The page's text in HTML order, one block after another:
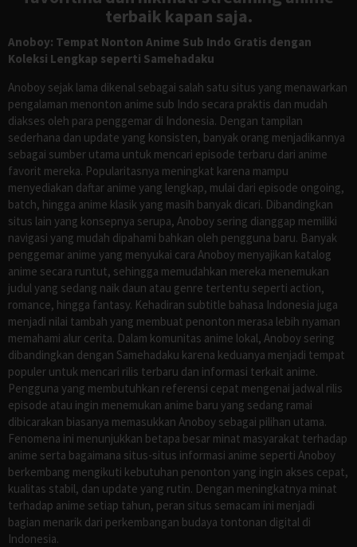
terbaik kapan saja.
Anoboy: Tempat Nonton Anime Sub Indo Gratis dengan
Koleksi Lengkap seperti Samehadaku
Anoboy sejak lama dikenal sebagai salah satu situs yang menawarkan
pengalaman menonton anime sub Indo secara praktis dan mudah
diakses oleh para penggemar di Indonesia. Dengan tampilan
sederhana dan update yang konsisten, banyak orang menjadikannya
sebagai sumber utama untuk mencari episode terbaru dari anime
favorit mereka. Popularitasnya meningkat karena mampu
menyediakan daftar anime yang lengkap, mulai dari episode ongoing,
batch, hingga anime klasik yang masih banyak dicari. Dibandingkan
situs lain yang konsepnya serupa, Anoboy sering dianggap memiliki
navigasi yang mudah dipahami bahkan oleh pengguna baru. Banyak
penggemar anime yang menyukai cara Anoboy menyajikan katalog
anime secara runtut, sehingga memudahkan mereka menemukan
judul yang sedang naik daun atau genre tertentu seperti action,
romance, hingga fantasy. Kehadiran subtitle bahasa Indonesia juga
menjadi nilai tambah yang membuat penonton merasa lebih nyaman
memahami alur cerita. Dalam komunitas anime lokal, Anoboy sering
dibandingkan dengan Samehadaku karena keduanya menjadi tempat
populer untuk mencari rilis terbaru dan informasi terkait anime.
Pengguna yang membutuhkan referensi cepat mengenai jadwal rilis
episode atau ingin menemukan anime baru yang sedang ramai
dibicarakan biasanya memasukkan Anoboy sebagai pilihan utama.
Fenomena ini menunjukkan betapa besar minat masyarakat terhadap
anime serta bagaimana situs-situs informasi anime seperti Anoboy
berkembang mengikuti kebutuhan penonton yang ingin akses cepat,
kualitas stabil, dan update yang rutin. Dengan meningkatnya minat
terhadap anime setiap tahun, peran situs semacam ini menjadi
bagian menarik dari perkembangan budaya tontonan digital di
Indonesia.